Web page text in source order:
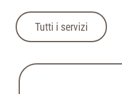
Tutti i servizi